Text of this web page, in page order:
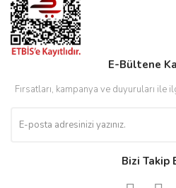
E-Bültene
Fırsatları, kampanya ve duyuruları
Bizi Takip